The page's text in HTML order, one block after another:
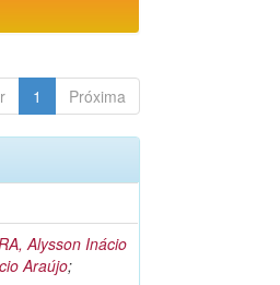
1 Próxima
Alysson Inácio
Araújo;